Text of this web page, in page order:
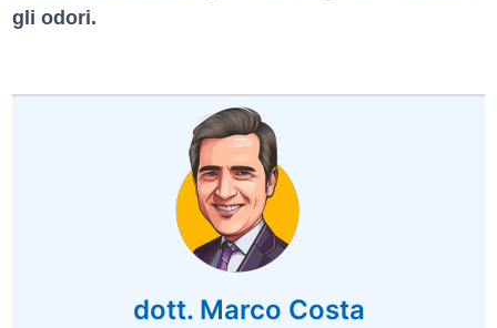
gli odori.
dott. Marco Costa